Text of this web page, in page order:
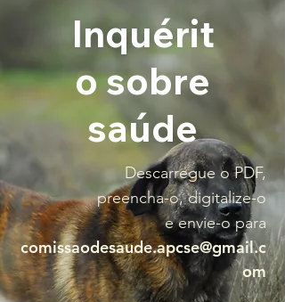
Inquérit
o sobre
saúde
Descarregue o PDF,
preencha-o, digitalize-o
e envie-o para
comissaodesaude.apcse@gmail.c
om